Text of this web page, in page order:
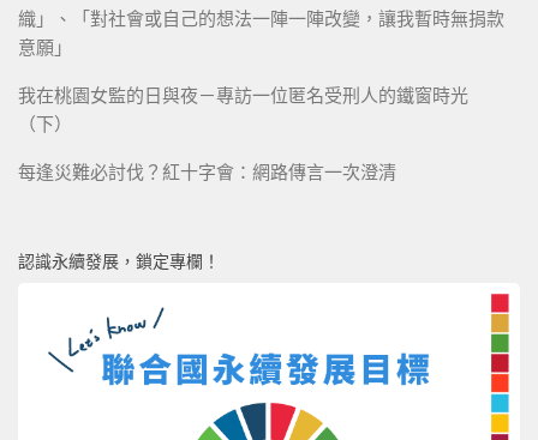
織」、「對社會或自己的想法一陣一陣改變，讓我暫時無捐款
意願」
我在桃園女監的日與夜－專訪一位匿名受刑人的鐵窗時光
（下）
每逢災難必討伐？紅十字會：網路傳言一次澄清
認識永續發展，鎖定專欄！